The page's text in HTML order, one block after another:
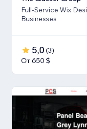
Full-Service Wix
Businesses
5,0 (3)
От 650 $